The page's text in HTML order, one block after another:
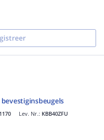
Lev. Nr.: KBB40ZFU